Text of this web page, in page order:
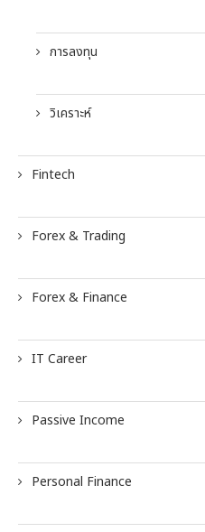
การลงทุน
วิเคราะห์
Fintech
Forex & Trading
Forex & Finance
IT Career
Passive Income
Personal Finance